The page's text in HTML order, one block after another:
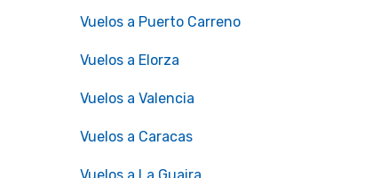
Vuelos a Puerto Carreno
Vuelos a Elorza
Vuelos a Valencia
Vuelos a Caracas